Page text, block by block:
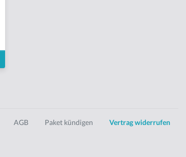
AGB Paket kündigen Vertrag widerrufen